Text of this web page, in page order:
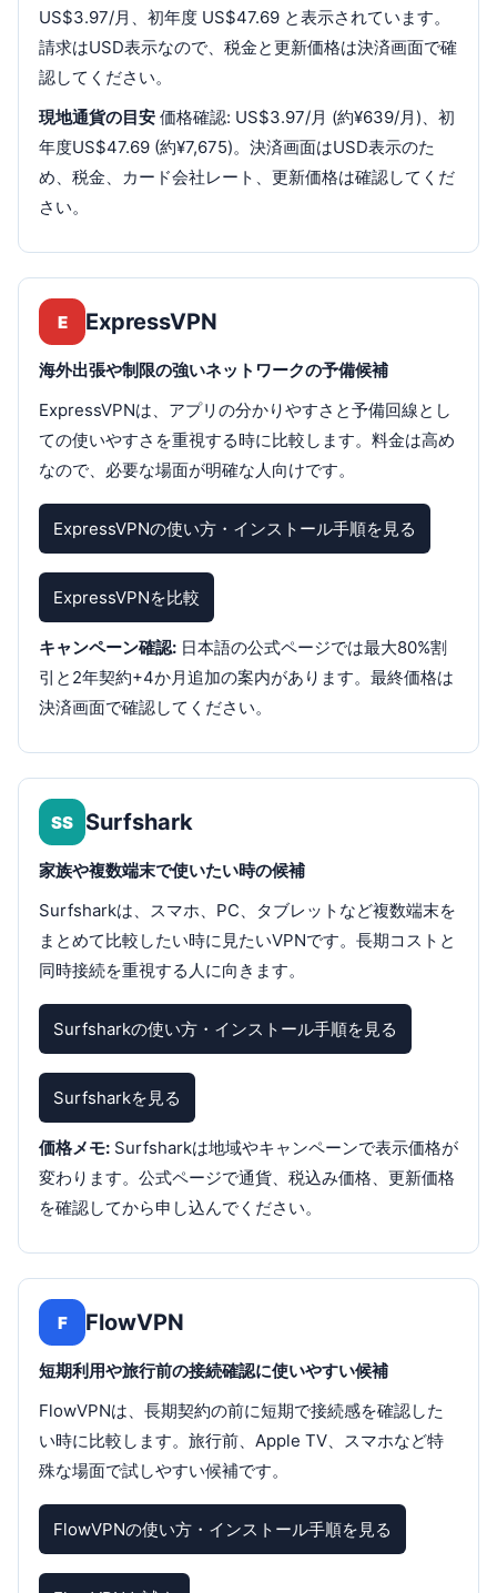
US$3.97/月、初年度 US$47.69 と表示されています。
請求はUSD表示なので、税金と更新価格は決済画面で確
認してください。
現地通貨の目安 価格確認: US$3.97/月 (約¥639/月)、初
年度US$47.69 (約¥7,675)。決済画面はUSD表示のた
め、税金、カード会社レート、更新価格は確認してくだ
さい。
E ExpressVPN
海外出張や制限の強いネットワークの予備候補
ExpressVPNは、アプリの分かりやすさと予備回線とし
ての使いやすさを重視する時に比較します。料金は高め
なので、必要な場面が明確な人向けです。
ExpressVPNの使い方・インストール手順を見る
ExpressVPNを比較
キャンペーン確認: 日本語の公式ページでは最大80%割
引と2年契約+4か月追加の案内があります。最終価格は
決済画面で確認してください。
SS Surfshark
家族や複数端末で使いたい時の候補
Surfsharkは、スマホ、PC、タブレットなど複数端末を
まとめて比較したい時に見たいVPNです。長期コストと
同時接続を重視する人に向きます。
Surfsharkの使い方・インストール手順を見る
Surfsharkを見る
価格メモ: Surfsharkは地域やキャンペーンで表示価格が
変わります。公式ページで通貨、税込み価格、更新価格
を確認してから申し込んでください。
F FlowVPN
短期利用や旅行前の接続確認に使いやすい候補
FlowVPNは、長期契約の前に短期で接続感を確認した
い時に比較します。旅行前、Apple TV、スマホなど特
殊な場面で試しやすい候補です。
FlowVPNの使い方・インストール手順を見る